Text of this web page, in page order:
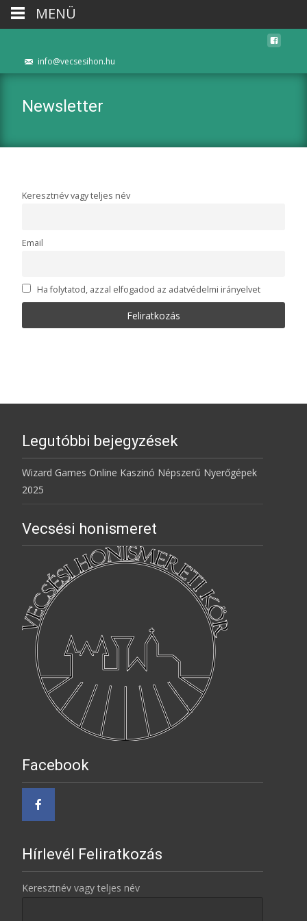
info@vecsesihon.hu
Newsletter
Keresztnév vagy teljes név
Email
Ha folytatod, azzal elfogadod az adatvédelmi irányelvet
Legutóbbi bejegyzések
Wizard Games Online Kaszinó Népszerű Nyerőgépek
2025
Vecsési honismeret
Facebook
Hírlevél Feliratkozás
Keresztnév vagy teljes név
MENÜ